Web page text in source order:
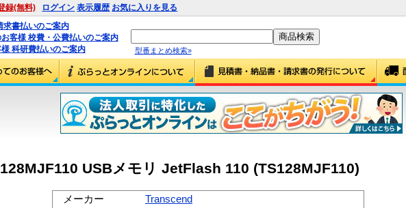
録(無料) ログイン 表示履歴 お気に入りを見る
求書払いのご案内
客様 校費・公費払いのご案内
科研費払いのご案内
型番まとめ検索»
USBメモリ JetFlash 110 (TS128MJF110)
メーカー
Transcend